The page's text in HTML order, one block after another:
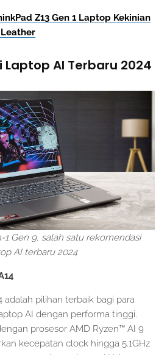
Z13 Gen 1 Laptop Kekinian
Laptop AI Terbaru 2024
1 Gen 9, salah satu rekomendasi
AI terbaru 2024
adalah pilihan terbaik bagi para
AI dengan performa tinggi.
prosesor AMD Ryzen™ AI 9
kecepatan clock hingga 5.1GHz